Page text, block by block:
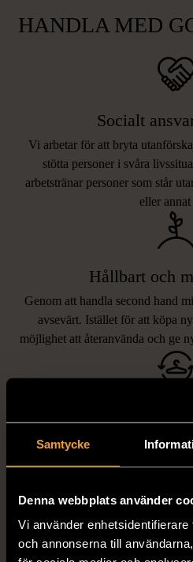
Samtycke
Denna webbplats använder
Vi använder
och annonserna till
HANDLA MED
Socialt
Vi arbetar för att bryta
stötta personer i svåra
arbetstränar personer som står
eller annat
Hållbart och
Genom att handla second hand
avsevärt. Istället för att köpa
möjlighet att återanvända och ge
Vi erbjuder ett brett utbud av
LIKNANDE